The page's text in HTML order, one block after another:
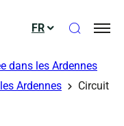
FR Ouvrir
dans les Ardennes
Ardennes
Circuit